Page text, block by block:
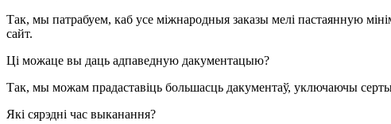
Так, мы патрабуем, каб усе міжнародныя заказы мелі пастаянную
сайт.
Ці можаце вы даць адпаведную дакументацыю?
Так, мы можам прадаставіць большасць дакументаў, уключаючы
Які сярэдні час выканання?